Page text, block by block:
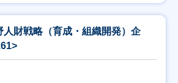
人財戦略（育成・組織開発）企